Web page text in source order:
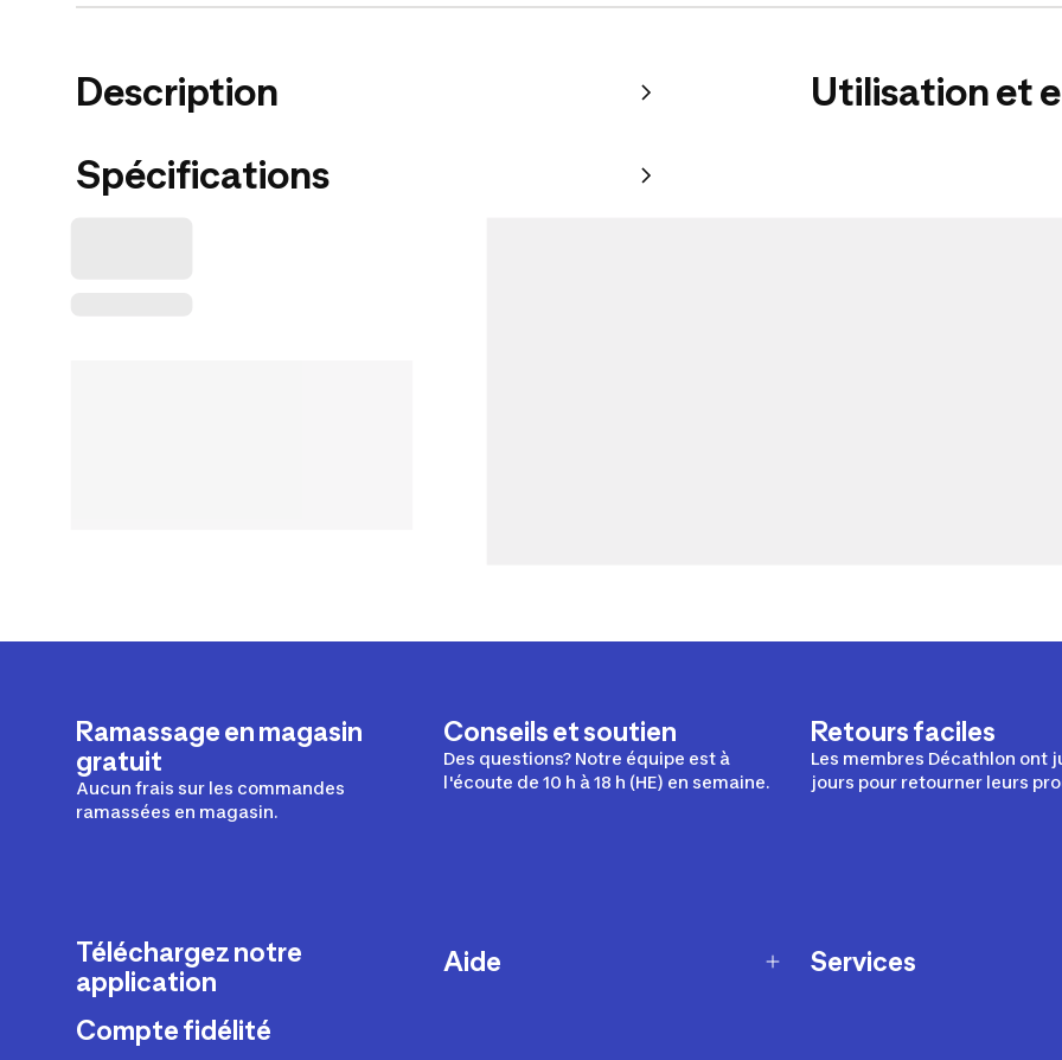
Description
Spécifications
Utilisation et
Ramassage en magasin
gratuit
Aucun frais sur les commandes
ramassées en magasin.
Conseils et soutien
Des questions? Notre équipe est à
l'écoute de 10 h à 18 h (HE) en semaine.
Retours faciles
Les membres Décathlon ont
jours pour retourner leurs
Téléchargez notre
application
Compte fidélité
Aide Services